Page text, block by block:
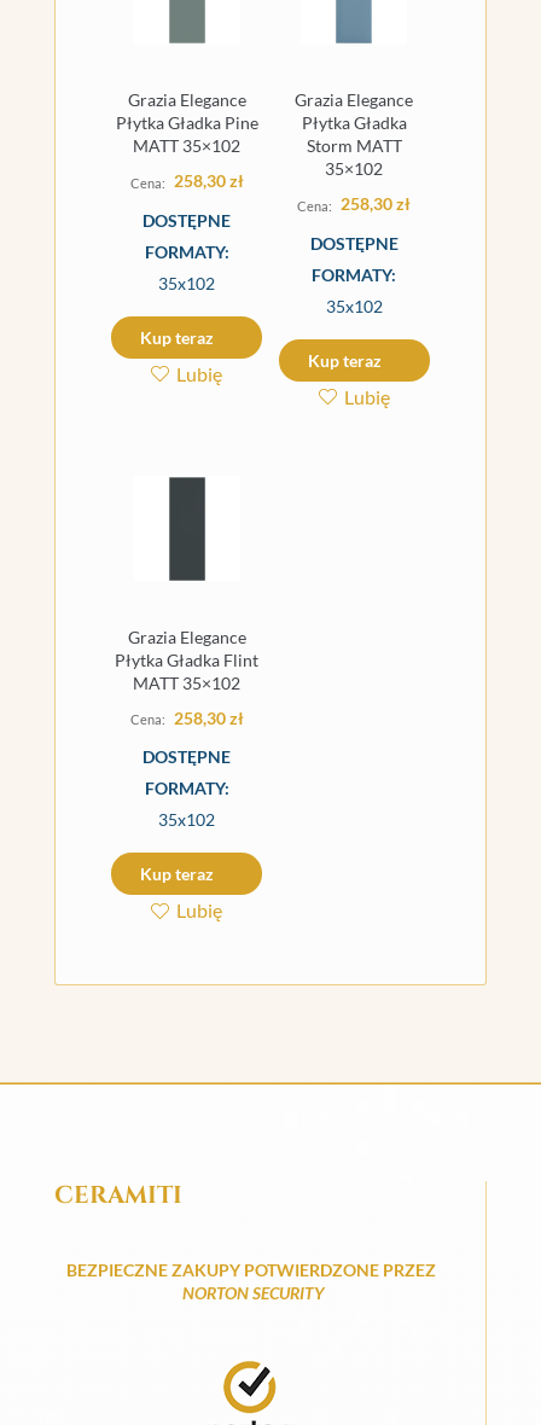
Grazia Elegance
Płytka Gładka Pine
MATT 35×102
258,30zł
DOSTĘPNE
FORMATY:
35x102
Kup teraz
Lubię
Grazia Elegance
Płytka Gładka
Storm MATT
35×102
258,30zł
DOSTĘPNE
FORMATY:
35x102
Kup teraz
Lubię
Grazia Elegance
Płytka Gładka Flint
MATT 35×102
258,30zł
DOSTĘPNE
FORMATY:
35x102
Kup teraz
Lubię
CERAMITI
BEZPIECZNE ZAKUPY POTWIERDZONE PRZEZ
NORTON SECURITY